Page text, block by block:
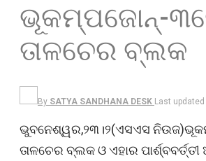
ଭୂକମ୍ପଜୋନ୍-
ତାଳଚେର ବ୍ଲକ
By SATYA SANDHANA DESK Last updated
ଭୁବନେଶ୍ୱର,୨୩।୨(ଏସଏସ
ତାଳଚେର ବ୍ଲକ ଓ ଏହାର